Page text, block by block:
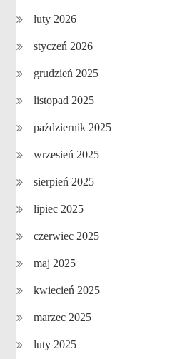
luty 2026
styczeń 2026
grudzień 2025
listopad 2025
październik 2025
wrzesień 2025
sierpień 2025
lipiec 2025
czerwiec 2025
maj 2025
kwiecień 2025
marzec 2025
luty 2025